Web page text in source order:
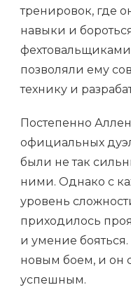
тренировок, где
навыки и
позволяли ему
технику и
Постепенно Аллен
официальных
были не так
ними. Однако с
уровень
приходилось
и умение
новым боем, и он
успешным.